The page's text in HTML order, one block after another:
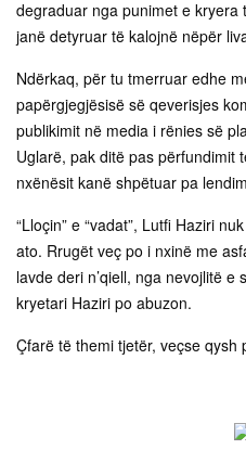
degraduar nga punimet e
janë detyruar të kalojnë nëpër
Ndërkaq, për tu tmerruar edhe
papërgjegjësisë së qeverisjes
publikimit në media i rënies së
Uglarë, pak ditë pas përfundimit
nxënësit kanë shpëtuar pa
“Lloçin” e “vadat”, Lutfi Haziri
ato. Rrugët veç po i nxinë me
lavde deri n’qiell, nga nevojlitë
kryetari Haziri po abuzon.
Çfarë të themi tjetër, veçse qysh